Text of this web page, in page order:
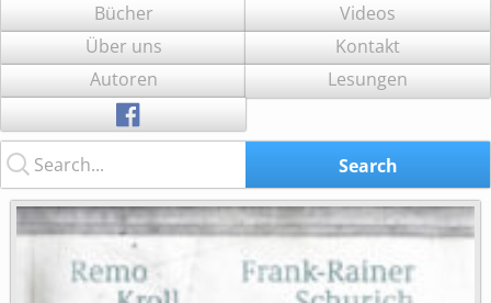
Inhalt
springen
Bücher
Videos
Über uns
Kontakt
Autoren
Lesungen
Search... Search